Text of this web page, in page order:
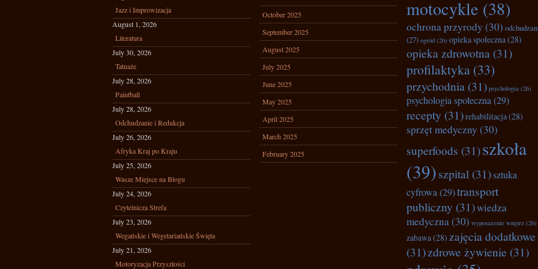
Jazz i Improwizacja
August 1, 2026
Literatura
July 30, 2026
Tatuaże
July 28, 2026
Paintball
July 28, 2026
Odchudzanie i Redukcja
July 26, 2026
Afryka Kraj po Kraju
July 25, 2026
Wasze Miejsce na Blogu
July 24, 2026
Czytelnicza Strefa
July 23, 2026
Wegańskie i Wegetariańskie Święta
July 21, 2026
Motoryzacja Przyszłości
October 2025
September 2025
August 2025
July 2025
June 2025
May 2025
April 2025
March 2025
February 2025
motocykle (38)
ochrona przyrody (30)
(27) ogród (26) opieka społeczna(28)
opieka zdrowotna (31)
profilaktyka (33)
przychodnia (31) psychologia (26)
psychologia społeczna(29)
recepty (31)rehabilitacja(28)
sprzęt medyczny (30)
superfoods (31)szkoła
(39)szpital (31)sztuka
cyfrowa(29)transport
publiczny (31)wiedza
medyczna(30) wyposażenie wnętrz (26)
zabawa(28) zajęcia dodatkowe
(31)zdrowe żywienie (31)